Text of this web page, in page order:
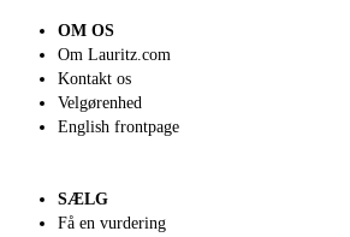
OM OS
Om Lauritz.com
Kontakt os
Velgørenhed
English frontpage
SÆLG
Få en vurdering